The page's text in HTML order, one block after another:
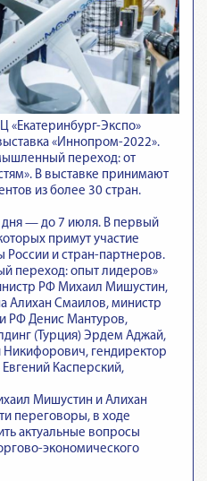
«Екатеринбург-Экспо»
«Иннопром-2022».
переход: от
В выставке принимают
из более 30 стран.
дня — до 7 июля. В первый
примут участие
России и стран-партнеров.
переход: опыт лидеров»
РФ Михаил Мишустин,
Алихан Смаилов, министр
РФ Денис Мантуров,
(Турция) Эрдем Аджай,
Никифорович, гендиректор
Касперский,
Мишустин и Алихан
переговоры, в ходе
актуальные вопросы
экономического